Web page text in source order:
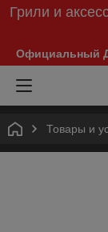
Грили и
Официальный
Товары и